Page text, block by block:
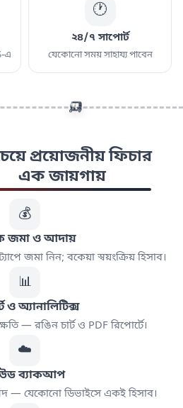
এ
🕐
২৪/৭ সাপোর্ট
যেকোনো সময় সাহায্য পাবেন
🛺
প্রয়োজনীয় ফিচার
এক জায়গায়
💰
জমা ও আদায়
জমা নিন; বকেয়া স্বয়ংক্রিয় হিসাব।
📊
ও অ্যানালিটিক্স
— রঙিন চার্ট ও PDF রিপোর্টে।
☁️
ব্যাকআপ
— যেকোনো ডিভাইসে একই হিসাব।